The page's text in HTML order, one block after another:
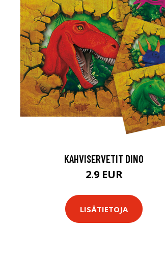
KAHVISERVETIT DINO
2.9 EUR
LISÄTIETOJA